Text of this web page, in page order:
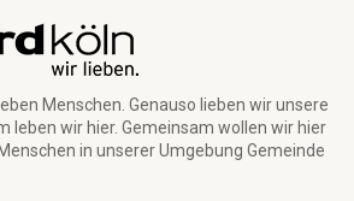
Menschen. Genauso lieben wir unsere
leben wir hier. Gemeinsam wollen wir hier
in unserer Umgebung Gemeinde